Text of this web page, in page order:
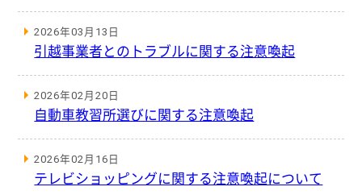
2026年03月13日
引越事業者とのトラブルに関する注意喚起
2026年02月20日
自動車教習所選びに関する注意喚起
2026年02月16日
テレビショッピングに関する注意喚起について